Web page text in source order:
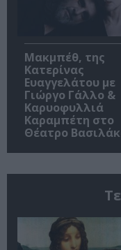
Μακμπέθ, της
Κατερίνας
Ευαγγελάτου με
Γιώργο Γάλλο &
Καρυοφυλλιά
Καραμπέτη στο
Θέατρο